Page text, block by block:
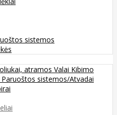
sistemos
atramos Valai Kibimo
Paruoštos sistemos/Atvadai